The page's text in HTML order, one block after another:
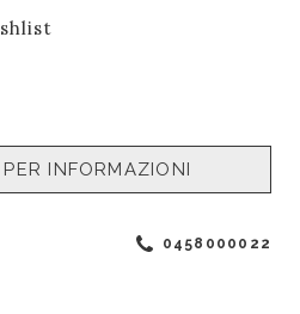
INFORMAZIONI
0458000022